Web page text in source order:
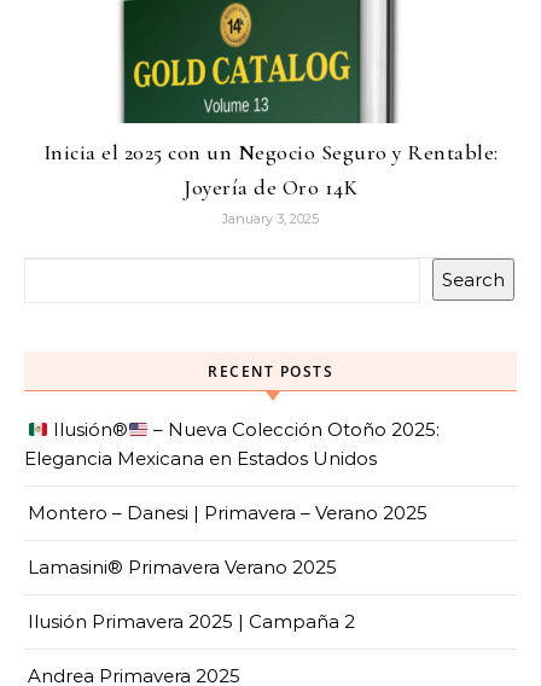
Inicia el 2025 con un Negocio Seguro y Rentable:
Joyería de Oro 14K
January 3, 2025
Search
RECENT POSTS
Ilusión®️
– Nueva Colección Otoño 2025:
Elegancia Mexicana en Estados Unidos
Montero – Danesi | Primavera – Verano 2025
Lamasini® Primavera Verano 2025
Ilusión Primavera 2025 | Campaña 2
Andrea Primavera 2025